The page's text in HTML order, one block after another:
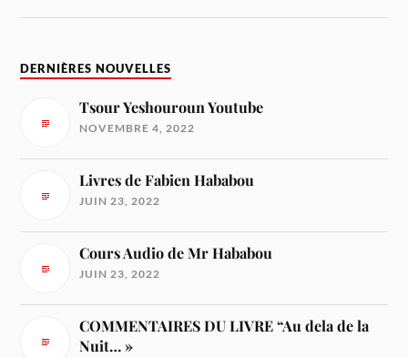
DERNIÈRES NOUVELLES
Tsour Yeshouroun Youtube
NOVEMBRE 4, 2022
Livres de Fabien Hababou
JUIN 23, 2022
Cours Audio de Mr Hababou
JUIN 23, 2022
COMMENTAIRES DU LIVRE “Au dela de la
Nuit… »